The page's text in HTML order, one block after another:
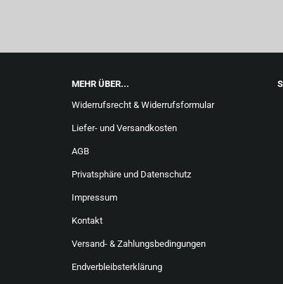
MEHR ÜBER...
Widerrufsrecht & Widerrufsformular
Liefer- und Versandkosten
AGB
Privatsphäre und Datenschutz
Impressum
Kontakt
Versand- & Zahlungsbedingungen
Endverbleibsterklärung